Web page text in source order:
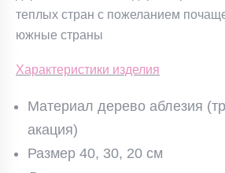
теплых стран с пожеланием
южные страны
Характеристики изделия
Материал дерево аблезия
акация)
Размер 40, 30, 20 см